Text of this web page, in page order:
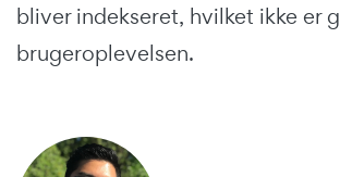
bliver indekseret, hvilket ikke er
brugeroplevelsen.